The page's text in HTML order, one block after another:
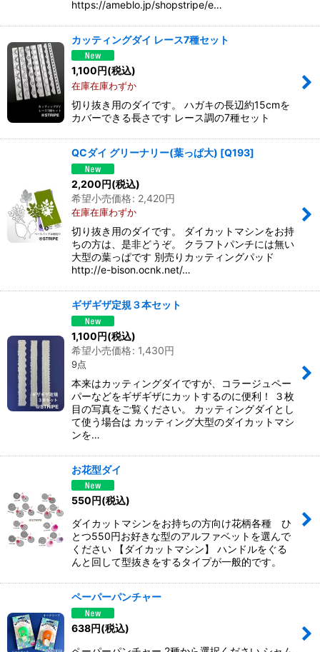
https://ameblo.jp/shopstripe/e…
カッティングダイ レース7種セット
1,100円(税込)
在庫在庫わずか
切り抜き用のダイです。 ハガキの長辺約15cmを
カバーできる長さです レース調の7種セット
QCダイ グリーナリー(葉っぱ大) [Q193]
2,200円(税込)
希望小売価格: 2,420円
在庫在庫わずか
切り抜き用のダイです。 ダイカットマシンをお持
ちの方は、是非どうぞ。 クラフトパンチには無い
大型の葉っぱです 別売りカッティングパッド
http://e-bison.ocnk.net/…
ギザギザ定規３本セット
1,100円(税込)
希望小売価格: 1,430円
9点
本来はカッティングダイですが、コラージュペー
パーなどをギザギザにカットするのに便利！ ３枚
目の写真をご覧ください。 カッティングダイとし
て使う場合は カッティング大型のダイカットマシ
ンを…
お花型ダイ
550円(税込)
ダイカットマシンをお持ちの方向け花柄各種 ひ
とつ550円お好きな型のアルファベットを選んで
ください 【ダイカットマシン】 ハンドルをぐる
んと回して型抜きをするタイプが一般的です。
ペーパーパンチャー
638円(税込)